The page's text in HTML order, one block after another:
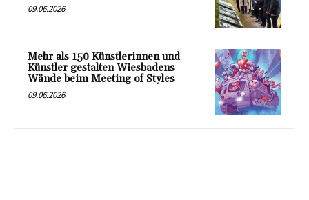
09.06.2026
Mehr als 150 Künstlerinnen und
Künstler gestalten Wiesbadens
Wände beim Meeting of Styles
09.06.2026